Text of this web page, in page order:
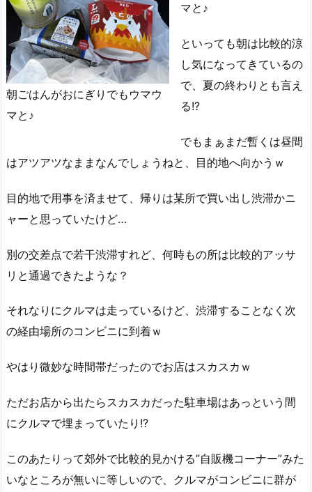
朝ごはんがおにぎりでもウマウ
マと♪
マと♪
といっても朝は比較的涼
し気になってきているの
で、夏の終わりとも言え
る!?
でもまぁまだ暫くは昼間
はアツアツなままなんでしょうねと、目的地へ向かうｗ
目的地で用事を済ませて、帰りは某所で買い出し渋滞かニ
ャーと思っていたけど…
別の交差点で若干渋滞すれど、何時もの所は比較的アッサ
リと通過できたような？
それなりにクルマは走っているけど、渋滞することなく次
の経由場所のコンビニに到着ｗ
やはり微妙な時間帯だったのでお店はスカスカｗ
ただお店から出たらスカスカだった駐車場はあっという間
にクルマで埋まっていたり!?
このあたりって郊外で比較的見かける”自販機コーナー”みた
いなところが無いに等しいので、クルマがコンビニに群が